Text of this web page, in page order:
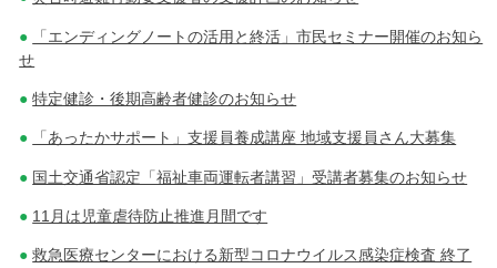
「エンディングノートの活用と終活」市民セミナー開催のお知ら
せ
特定健診・後期高齢者健診のお知らせ
「あったかサポート」支援員養成講座 地域支援員さん大募集
国土交通省認定「福祉車両運転者講習」受講者募集のお知らせ
11月は児童虐待防止推進月間です
救急医療センターにおける新型コロナウイルス感染症検査 終了